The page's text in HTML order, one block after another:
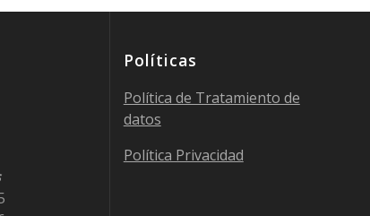
Políticas
Política de Tratamiento de
datos
Política Privacidad